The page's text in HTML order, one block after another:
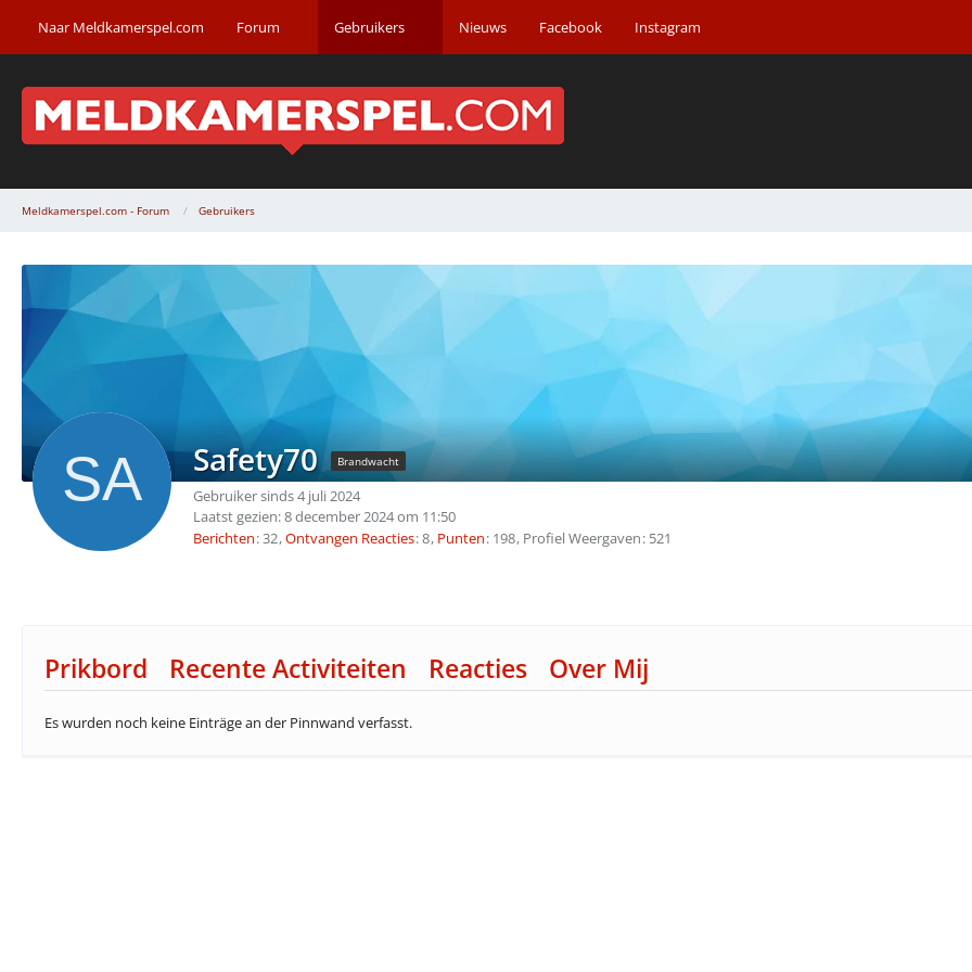
Naar Meldkamerspel.com Forum Gebruikers Nieuws Facebook Instagram
Meldkamerspel.com - Forum Gebruikers
Safety70 Brandwacht
Gebruiker sinds 4 juli 2024
Laatst gezien:8 december 2024 om 11:50
Berichten 32 Ontvangen Reacties 8 Punten 198 Profiel Weergaven 521
Prikbord Recente Activiteiten Reacties Over Mij
Es wurden noch keine Einträge an der Pinnwand verfasst.